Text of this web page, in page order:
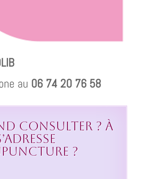
au 06 74 20 76 58
consulter ? À
?